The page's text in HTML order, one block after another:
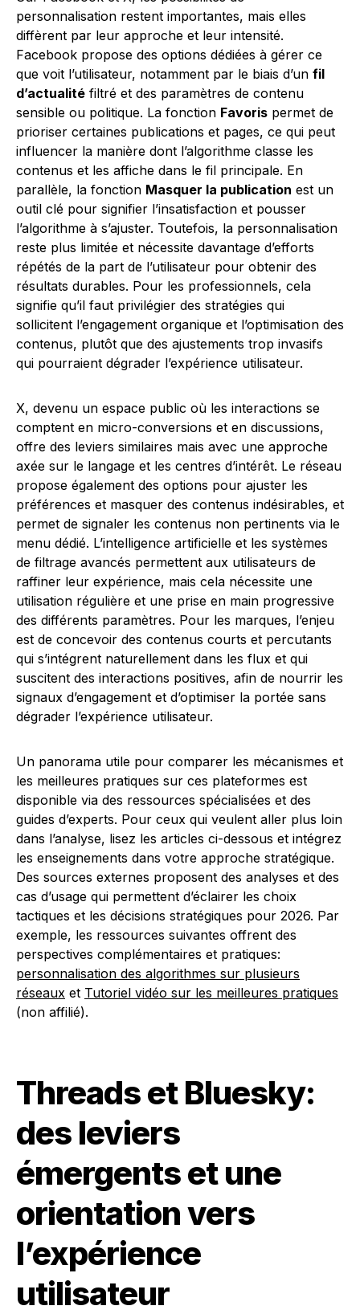
personnalisation restent importantes, mais elles
diffèrent par leur approche et leur intensité.
Facebook propose des options dédiées à gérer ce
que voit l’utilisateur, notamment par le biais d’un fil
d’actualité filtré et des paramètres de contenu
sensible ou politique. La fonction Favoris permet de
prioriser certaines publications et pages, ce qui peut
influencer la manière dont l’algorithme classe les
contenus et les affiche dans le fil principale. En
parallèle, la fonction Masquer la publication est un
outil clé pour signifier l’insatisfaction et pousser
l’algorithme à s’ajuster. Toutefois, la personnalisation
reste plus limitée et nécessite davantage d’efforts
répétés de la part de l’utilisateur pour obtenir des
résultats durables. Pour les professionnels, cela
signifie qu’il faut privilégier des stratégies qui
sollicitent l’engagement organique et l’optimisation des
contenus, plutôt que des ajustements trop invasifs
qui pourraient dégrader l’expérience utilisateur.
X, devenu un espace public où les interactions se
comptent en micro-conversions et en discussions,
offre des leviers similaires mais avec une approche
axée sur le langage et les centres d’intérêt. Le réseau
propose également des options pour ajuster les
préférences et masquer des contenus indésirables, et
permet de signaler les contenus non pertinents via le
menu dédié. L’intelligence artificielle et les systèmes
de filtrage avancés permettent aux utilisateurs de
raffiner leur expérience, mais cela nécessite une
utilisation régulière et une prise en main progressive
des différents paramètres. Pour les marques, l’enjeu
est de concevoir des contenus courts et percutants
qui s’intégrent naturellement dans les flux et qui
suscitent des interactions positives, afin de nourrir les
signaux d’engagement et d’optimiser la portée sans
dégrader l’expérience utilisateur.
Un panorama utile pour comparer les mécanismes et
les meilleures pratiques sur ces plateformes est
disponible via des ressources spécialisées et des
guides d’experts. Pour ceux qui veulent aller plus loin
dans l’analyse, lisez les articles ci-dessous et intégrez
les enseignements dans votre approche stratégique.
Des sources externes proposent des analyses et des
cas d’usage qui permettent d’éclairer les choix
tactiques et les décisions stratégiques pour 2026. Par
exemple, les ressources suivantes offrent des
perspectives complémentaires et pratiques:
personnalisation des algorithmes sur plusieurs
réseaux et Tutoriel vidéo sur les meilleures pratiques
(non affilié).
Threads et Bluesky:
des leviers
émergents et une
orientation vers
l’expérience
utilisateur